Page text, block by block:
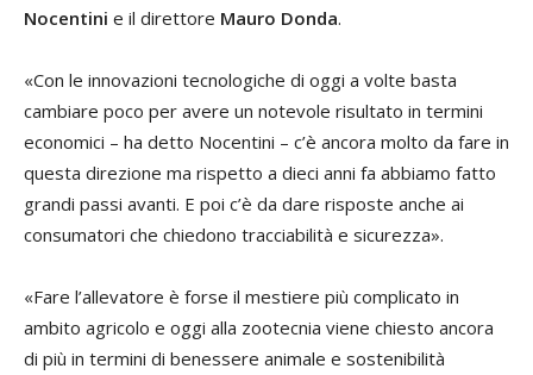
Nocentini e il direttore Mauro Donda.
«Con le innovazioni tecnologiche di oggi a volte basta
cambiare poco per avere un notevole risultato in termini
economici – ha detto Nocentini – c’è ancora molto da fare in
questa direzione ma rispetto a dieci anni fa abbiamo fatto
grandi passi avanti. E poi c’è da dare risposte anche ai
consumatori che chiedono tracciabilità e sicurezza».
«Fare l’allevatore è forse il mestiere più complicato in
ambito agricolo e oggi alla zootecnia viene chiesto ancora
di più in termini di benessere animale e sostenibilità